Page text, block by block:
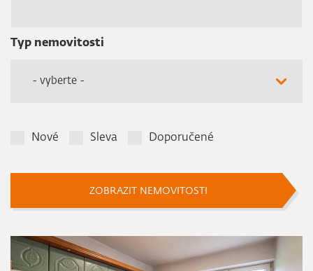
Typ nemovitosti
- vyberte -
Nové Sleva Doporučené
ZOBRAZIT NEMOVITOSTI